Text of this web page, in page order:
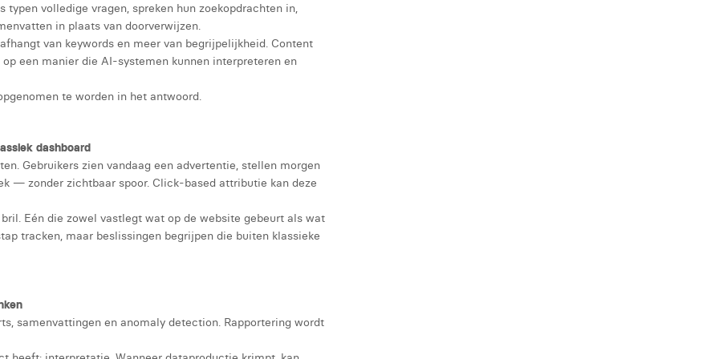
typen volledige vragen, spreken hun zoekopdrachten in,
in plaats van doorverwijzen.
van keywords en meer van begrijpelijkheid. Content
een manier die AI-systemen kunnen interpreteren en
te worden in het antwoord.
dashboard
Gebruikers zien vandaag een advertentie, stellen morgen
— zonder zichtbaar spoor. Click-based attributie kan deze
Eén die zowel vastlegt wat op de website gebeurt als wat
tracken, maar beslissingen begrijpen die buiten klassieke
samenvattingen en anomaly detection. Rapportering wordt